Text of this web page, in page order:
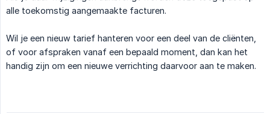
alle toekomstig aangemaakte facturen.
Wil je een nieuw tarief hanteren voor een deel van de cliënten,
of voor afspraken vanaf een bepaald moment, dan kan het
handig zijn om een nieuwe verrichting daarvoor aan te maken.